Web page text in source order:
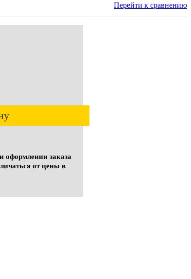
Перейти к сравнению
оформлении заказа
от цены в